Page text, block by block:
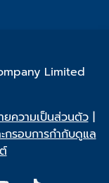
Limited
ยความเป็นส่วนตัว|
กรอบการกำกับดูแล